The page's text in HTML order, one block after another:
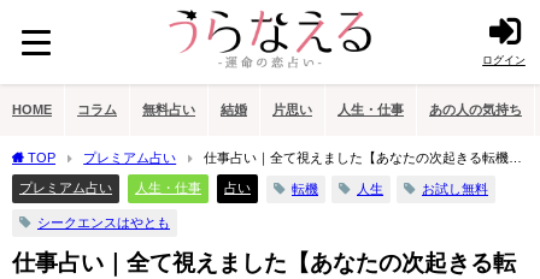
ログイン
HOME コラム 無料占い 結婚 片思い 人生・仕事 あの人の気持ち
TOP プレミアム占い
仕事占い｜全て視えました【あなたの次起きる転機】
結果/1年後
プレミアム占い 人生・仕事 占い 転機 人生 お試し無料
シークエンスはやとも
仕事占い｜全て視えました【あなたの次起きる転